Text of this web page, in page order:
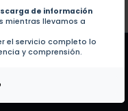
de información
mientras llevamos a
el servicio completo lo
y comprensión.
autor.
este autor.